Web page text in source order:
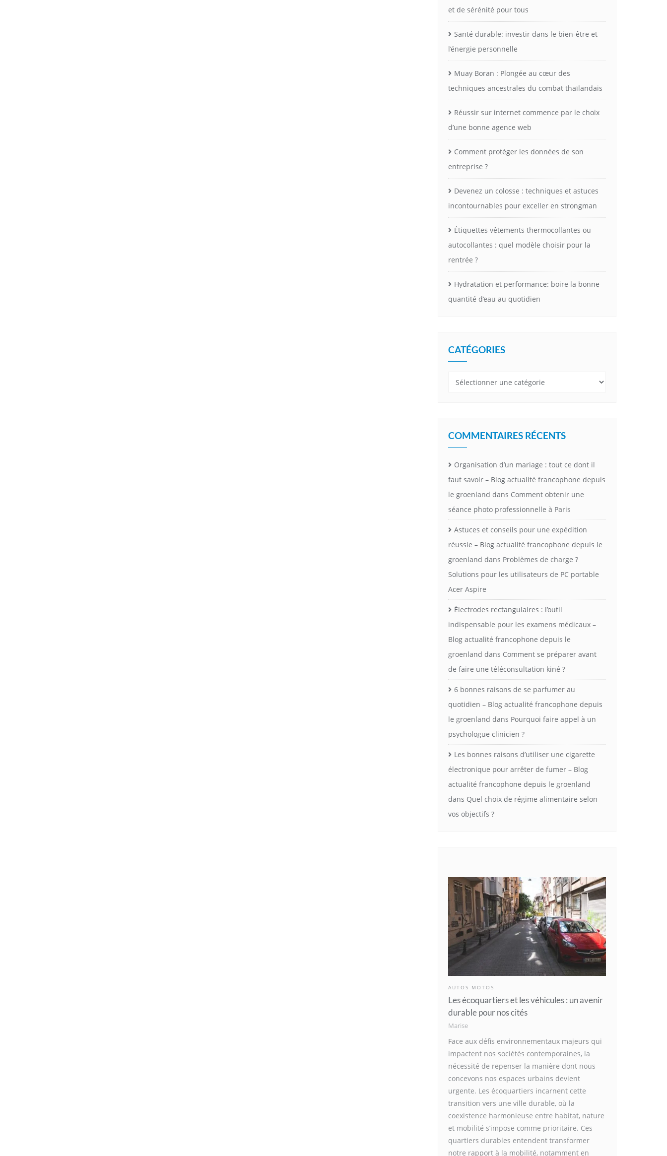
et de sérénité pour tous
Santé durable: investir dans le bien-être et
l’énergie personnelle
Muay Boran : Plongée au cœur des
techniques ancestrales du combat thaïlandais
Réussir sur internet commence par le choix
d’une bonne agence web
Comment protéger les données de son
entreprise ?
Devenez un colosse : techniques et astuces
incontournables pour exceller en strongman
Étiquettes vêtements thermocollantes ou
autocollantes : quel modèle choisir pour la
rentrée ?
Hydratation et performance: boire la bonne
quantité d’eau au quotidien
CATÉGORIES
Catégories
COMMENTAIRES RÉCENTS
Organisation d’un mariage : tout ce dont il
faut savoir – Blog actualité francophone depuis
le groenland dans Comment obtenir une
séance photo professionnelle à Paris
Astuces et conseils pour une expédition
réussie – Blog actualité francophone depuis le
groenland dans Problèmes de charge ?
Solutions pour les utilisateurs de PC portable
Acer Aspire
Électrodes rectangulaires : l’outil
indispensable pour les examens médicaux –
Blog actualité francophone depuis le
groenland dans Comment se préparer avant
de faire une téléconsultation kiné ?
6 bonnes raisons de se parfumer au
quotidien – Blog actualité francophone depuis
le groenland dans Pourquoi faire appel à un
psychologue clinicien ?
Les bonnes raisons d’utiliser une cigarette
électronique pour arrêter de fumer – Blog
actualité francophone depuis le groenland
dans Quel choix de régime alimentaire selon
vos objectifs ?
AUTOS MOTOS
Les écoquartiers et les véhicules : un avenir
durable pour nos cités
Marise
Face aux défis environnementaux majeurs qui
impactent nos sociétés contemporaines, la
nécessité de repenser la manière dont nous
concevons nos espaces urbains devient
urgente. Les écoquartiers incarnent cette
transition vers une ville durable, où la
coexistence harmonieuse entre habitat, nature
et mobilité s’impose comme prioritaire. Ces
quartiers durables entendent transformer
notre rapport à la mobilité, notamment en